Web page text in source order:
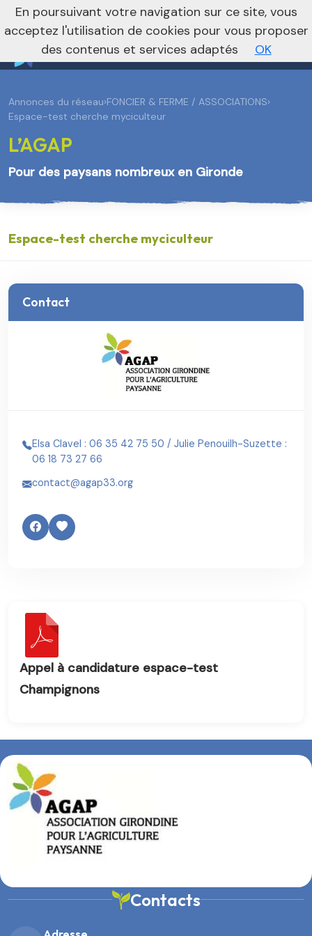
Vers le site national
Annonces du réseau›FONCIER & FERME / ASSOCIATIONS›
Espace-test cherche myciculteur
L’AGAP
Pour des paysans nombreux en Gironde
Espace-test cherche myciculteur
Contact
Elsa Clavel : 06 35 42 75 50 / Julie Penouilh-Suzette :
06 18 73 27 66
contact@agap33.org
Appel à candidature espace-test
Champignons
Contacts
En poursuivant votre navigation sur ce site, vous
acceptez l'utilisation de cookies pour vous proposer
des contenus et services adaptés
OK